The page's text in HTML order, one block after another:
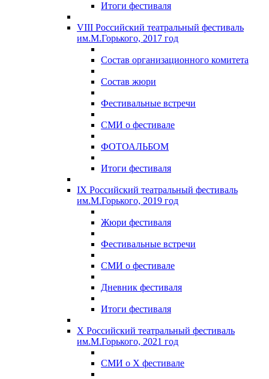
Итоги фестиваля
VIII Российский театральный фестиваль
им.М.Горького, 2017 год
Состав организационного комитета
Состав жюри
Фестивальные встречи
СМИ о фестивале
ФОТОАЛЬБОМ
Итоги фестиваля
IX Российский театральный фестиваль
им.М.Горького, 2019 год
Жюри фестиваля
Фестивальные встречи
СМИ о фестивале
Дневник фестиваля
Итоги фестиваля
X Российский театральный фестиваль
им.М.Горького, 2021 год
СМИ о X фестивале